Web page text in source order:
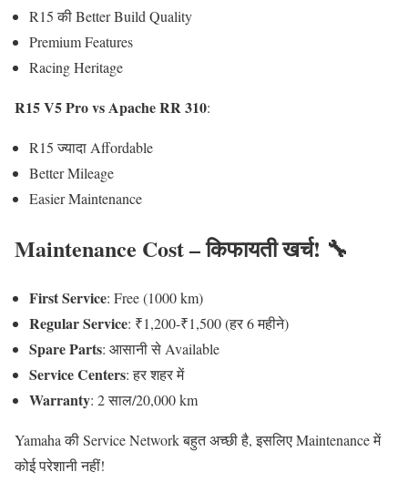
R15 की Better Build Quality
Premium Features
Racing Heritage
R15 V5 Pro vs Apache RR 310:
R15 ज्यादा Affordable
Better Mileage
Easier Maintenance
Maintenance Cost – किफायती खर्च! 🔧
First Service: Free (1000 km)
Regular Service: ₹1,200-₹1,500 (हर 6 महीने)
Spare Parts: आसानी से Available
Service Centers: हर शहर में
Warranty: 2 साल/20,000 km
Yamaha की Service Network बहुत अच्छी है, इसलिए Maintenance में
कोई परेशानी नहीं!